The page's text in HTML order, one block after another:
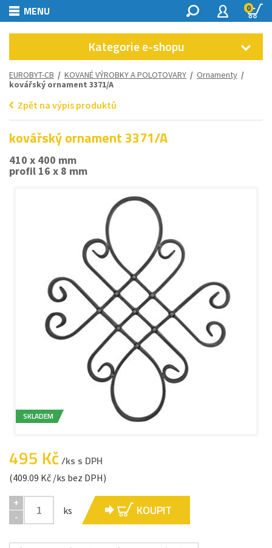
MENU 0
Kategorie e-shopu
EUROBYT-CB / KOVANÉ VÝROBKY A POLOTOVARY / Ornamenty /
kovářský ornament 3371/A
Zpět na výpis produktů
kovářský ornament 3371/A
410 x 400 mm
profil 16 x 8 mm
SKLADEM
495 Kč/ks s DPH
(409.09 Kč /ks bez DPH)
+
-
ks KOUPIT